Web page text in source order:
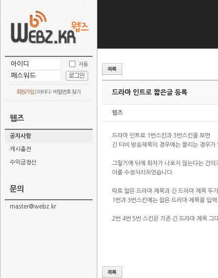
자동
회원가입 아이디 · 비밀번호 찾기
웹즈
공지사항
캐시충전
수익금정산
문의
master@webz.kr
드라마 인트로 짧은글 등록
웹즈
드라마 인트로 1번스킨과 3번스킨을 보면
긴 티비 방송제목의 경우에는 짤리는 경우가
그렇기에 뒤에 회차가 나오지 않는다는 건의
이를 수정처리하였습니다.
따로 짧은 드라마 제목과 긴 드라마 제목 두
1번과 3번스킨에는 짧은 드라마 제목을 입
2번 4번 5번 스킨은 기존 긴 드라마 제목 그